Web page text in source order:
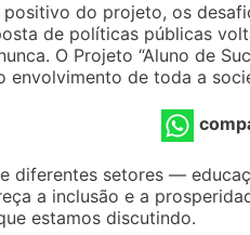
do projeto, os
de políticas públicas
O Projeto “Aluno de
envolvimento de toda a
diferentes setores —
a inclusão e a
estamos discutindo.